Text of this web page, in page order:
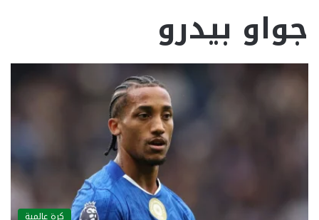
جواو بيدرو
كرة عالمية